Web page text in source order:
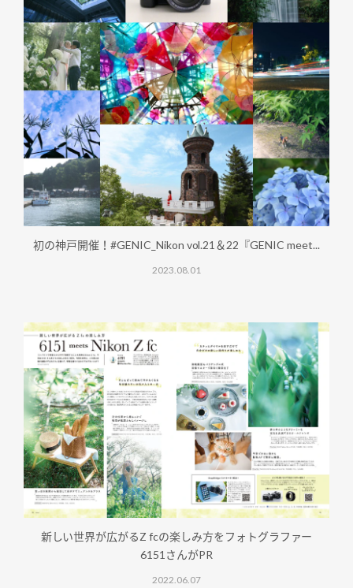
初の神戸開催！#GENIC_Nikon vol.21＆22『GENIC meet...
2023.08.01
新しい世界が広がるZ fcの楽しみ方をフォトグラファー
6151さんがPR
2022.06.07